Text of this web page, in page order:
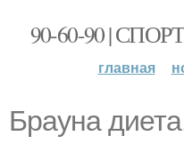
90-60-90 |
главная
Брауна